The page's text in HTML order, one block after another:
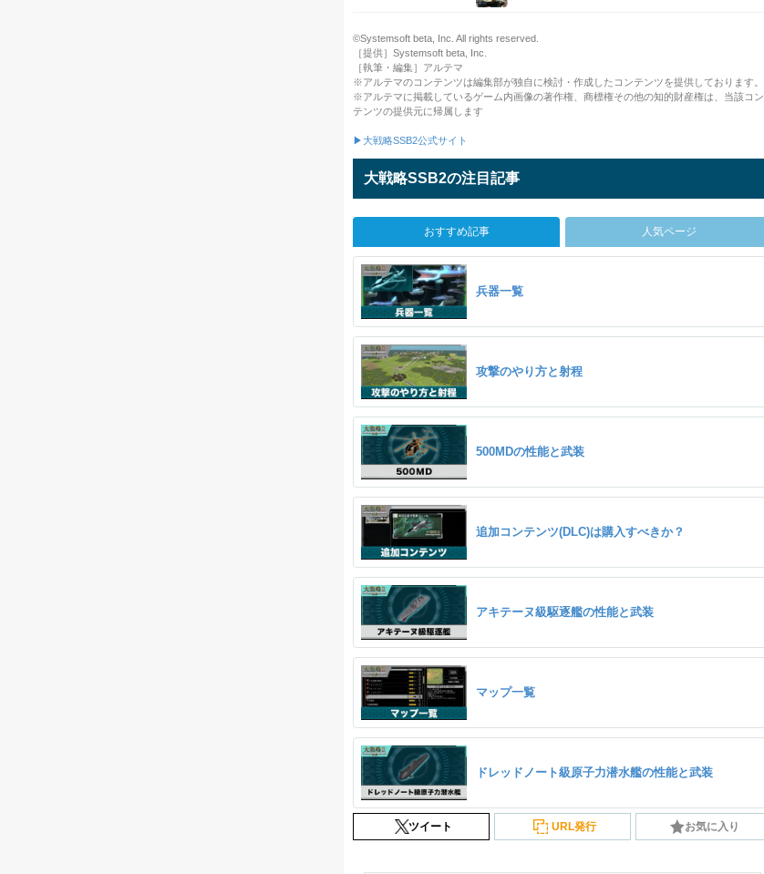
©Systemsoft beta, Inc. All rights reserved.
［提供］Systemsoft beta, Inc.
［執筆・編集］アルテマ
※アルテマのコンテンツは編集部が独自に検討・作成したコンテンツを提供しております。
※アルテマに掲載しているゲーム内画像の著作権、商標権その他の知的財産権は、当該コン
テンツの提供元に帰属します
▶大戦略SSB2公式サイト
大戦略SSB2の注目記事
おすすめ記事 人気ページ
兵器一覧
攻撃のやり方と射程
500MDの性能と武装
追加コンテンツ(DLC)は購入すべきか？
アキテーヌ級駆逐艦の性能と武装
マップ一覧
ドレッドノート級原子力潜水艦の性能と武装
ツイート URL発行 お気に入り